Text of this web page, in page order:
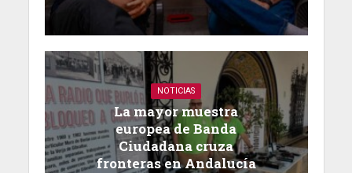
NOTICIAS
La mayor muestra
europea de Banda
Ciudadana cruza
fronteras en Andalucía